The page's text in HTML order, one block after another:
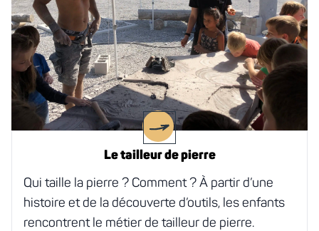
Le tailleur de pierre
Qui taille la pierre ? Comment ? À partir d’une
histoire et de la découverte d’outils, les enfants
rencontrent le métier de tailleur de pierre.